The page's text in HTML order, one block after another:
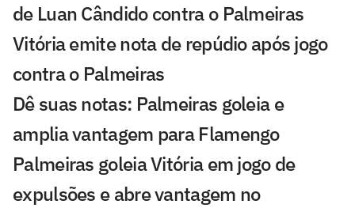
de Luan Cândido contra o Palmeiras
Vitória emite nota de repúdio após jogo
contra o Palmeiras
Dê suas notas: Palmeiras goleia e
amplia vantagem para Flamengo
Palmeiras goleia Vitória em jogo de
expulsões e abre vantagem no